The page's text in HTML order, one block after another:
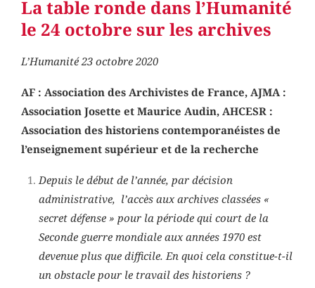
La table ronde dans l’Humanité
le 24 octobre sur les archives
L’Humanité 23 octobre 2020
AF : Association des Archivistes de France, AJMA :
Association Josette et Maurice Audin, AHCESR :
Association des historiens contemporanéistes de
l’enseignement supérieur et de la recherche
Depuis le début de l’année, par décision
administrative, l’accès aux archives classées «
secret défense » pour la période qui court de la
Seconde guerre mondiale aux années 1970 est
devenue plus que difficile. En quoi cela constitue-t-il
un obstacle pour le travail des historiens ?